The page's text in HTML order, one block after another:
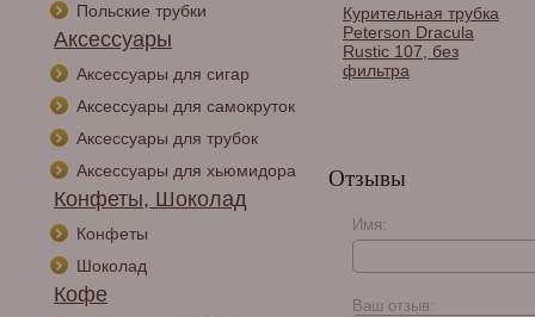
Польские трубки
Аксессуары
Аксессуары для сигар
Аксессуары для самокруток
Аксессуары для трубок
Аксессуары для хьюмидора
Конфеты, Шоколад
Конфеты
Шоколад
Кофе
Курительная трубка
Peterson Dracula
Rustic 107, без
фильтра
Курительная трубка
фильтра
Отзывы
Имя:
Ваш отзыв: